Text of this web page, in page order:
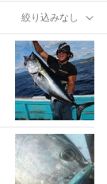
絞り込みなし